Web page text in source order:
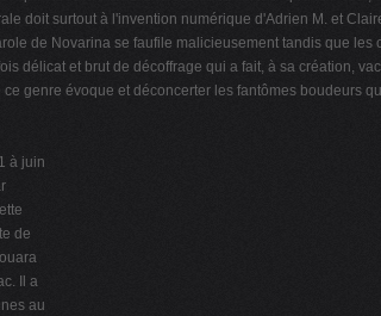
doit surtout à l'invention numérique d'Adrien M. et
de Novarina se faufile malicieusement tandis que
délicat et brut de décoffrage qui a fait, à sa création,
genre évoque et déconcerter les fantômes boudeurs
à juin
de
Il a
au